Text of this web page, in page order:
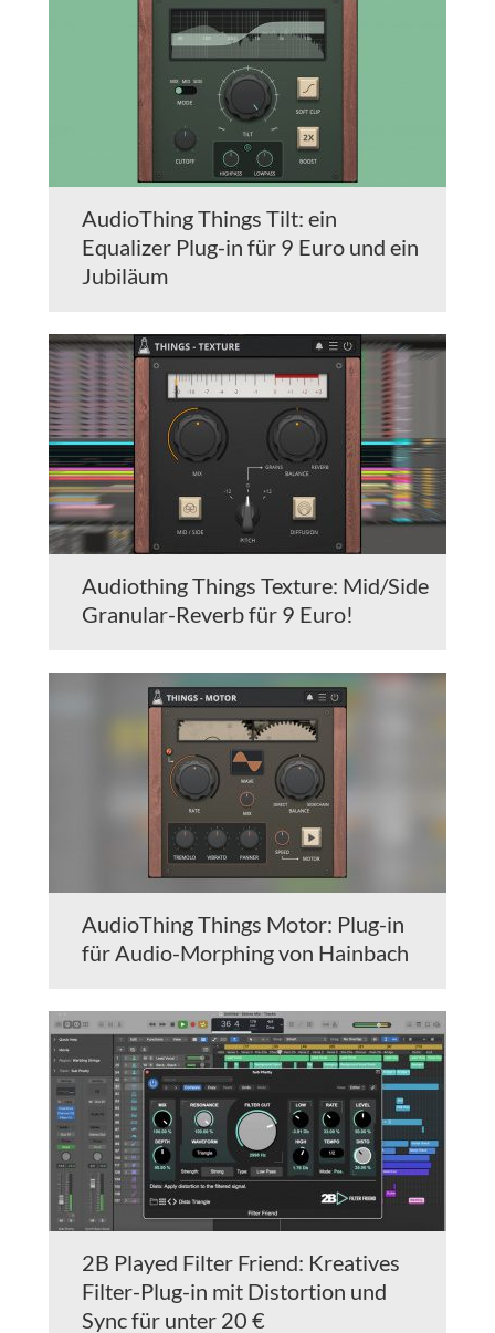
AudioThing Things Tilt: ein
Equalizer Plug-in für 9 Euro und ein
Jubiläum
Audiothing Things Texture: Mid/Side
Granular-Reverb für 9 Euro!
AudioThing Things Motor: Plug-in
für Audio-Morphing von Hainbach
2B Played Filter Friend: Kreatives
Filter-Plug-in mit Distortion und
Sync für unter 20 €